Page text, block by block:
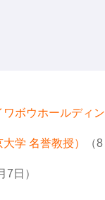
ボウホールディン
学 名誉教授）
（8
7日）